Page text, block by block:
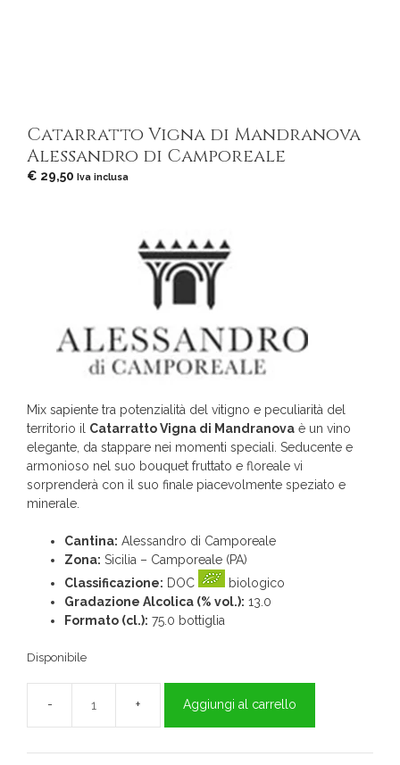
Catarratto Vigna di Mandranova
Alessandro di Camporeale
€ 29,50 Iva inclusa
Mix sapiente tra potenzialità del vitigno e peculiarità del
territorio il Catarratto Vigna di Mandranova è un vino
elegante, da stappare nei momenti speciali. Seducente e
armonioso nel suo bouquet fruttato e floreale vi
sorprenderà con il suo finale piacevolmente speziato e
minerale.
Cantina: Alessandro di Camporeale
Zona: Sicilia – Camporeale (PA)
Classificazione: DOC
biologico
Gradazione Alcolica (% vol.): 13.0
Formato (cl.): 75.0 bottiglia
Disponibile
Catarratto
Vigna
di
Aggiungi al carrello